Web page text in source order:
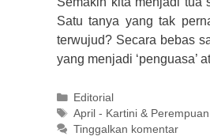
Satu tanya yang tak
terwujud? Secara bebas
yang menjadi ‘penguasa’
Kategori
Editorial
Tag
April - Kartini &
Tinggalkan komentar